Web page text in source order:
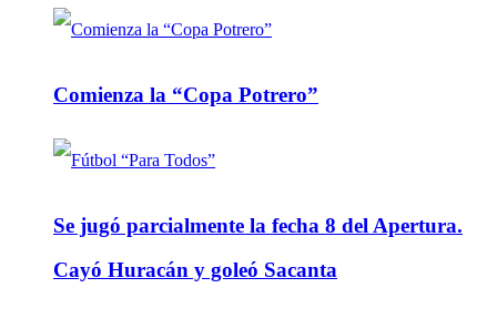
Comienza la “Copa Potrero”
Se jugó parcialmente la fecha 8 del Apertura.
Cayó Huracán y goleó Sacanta